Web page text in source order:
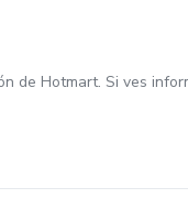
de Hotmart. Si ves